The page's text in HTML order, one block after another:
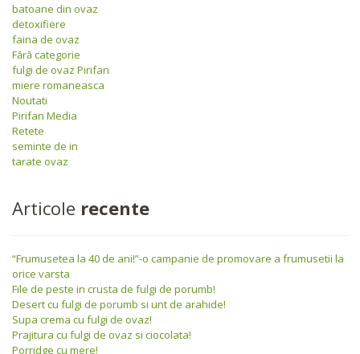
batoane din ovaz
detoxifiere
faina de ovaz
Fără categorie
fulgi de ovaz Pirifan
miere romaneasca
Noutati
Pirifan Media
Retete
seminte de in
tarate ovaz
Articole recente
“Frumusetea la 40 de ani!”-o campanie de promovare a frumusetii la
orice varsta
File de peste in crusta de fulgi de porumb!
Desert cu fulgi de porumb si unt de arahide!
Supa crema cu fulgi de ovaz!
Prajitura cu fulgi de ovaz si ciocolata!
Porridge cu mere!